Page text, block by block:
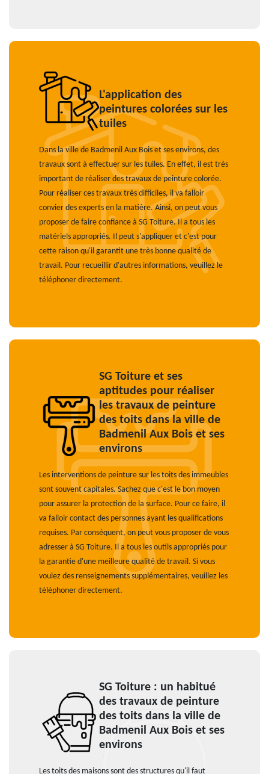
L'application des
peintures colorées sur les
tuiles
Dans la ville de Badmenil Aux Bois et ses environs, des
travaux sont à effectuer sur les tuiles. En effet, il est très
important de réaliser des travaux de peinture colorée.
Pour réaliser ces travaux très difficiles, il va falloir
convier des experts en la matière. Ainsi, on peut vous
proposer de faire confiance à SG Toiture. Il a tous les
matériels appropriés. Il peut s'appliquer et c'est pour
cette raison qu'il garantit une très bonne qualité de
travail. Pour recueillir d'autres informations, veuillez le
téléphoner directement.
SG Toiture et ses
aptitudes pour réaliser
les travaux de peinture
des toits dans la ville de
Badmenil Aux Bois et ses
environs
Les interventions de peinture sur les toits des immeubles
sont souvent capitales. Sachez que c'est le bon moyen
pour assurer la protection de la surface. Pour ce faire, il
va falloir contact des personnes ayant les qualifications
requises. Par conséquent, on peut vous proposer de vous
adresser à SG Toiture. Il a tous les outils appropriés pour
la garantie d'une meilleure qualité de travail. Si vous
voulez des renseignements supplémentaires, veuillez les
téléphoner directement.
SG Toiture : un habitué
des travaux de peinture
des toits dans la ville de
Badmenil Aux Bois et ses
environs
Les toits des maisons sont des structures qu'il faut